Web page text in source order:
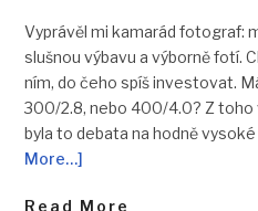
Vyprávěl mi kamarád fotograf:
slušnou výbavu a výborně fotí.
ním, do čeho spíš investovat.
300/2.8, nebo 400/4.0? Z toho
byla to debata na hodně
More…]
Read More